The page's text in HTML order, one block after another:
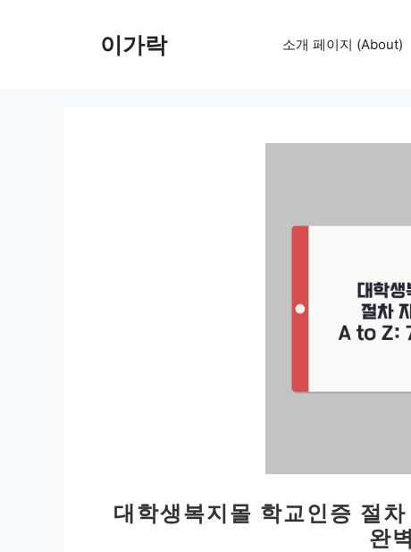
이가락 소개 페이지 (About)
대학생복지몰 학교인증 절
완